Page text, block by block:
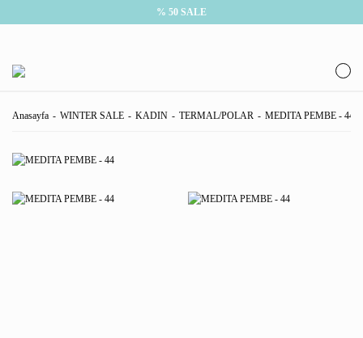
% 50 SALE
Anasayfa WINTER SALE KADIN TERMAL/POLAR MEDITA PEMBE - 44